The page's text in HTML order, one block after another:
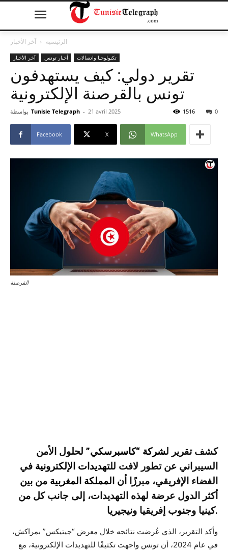
الرئيسية آخر الأخبار
آخر الأخبار أخبار تونس تكنولوجيا واتصالات
تقرير دولي: كيف يستهدفون
تونس بالقرصنة الإلكترونية
بواسطة Tunisie Telegraph - 21 avril 2025 0
1516
Facebook X WhatsApp
القرصنة
كشف تقرير لشركة “كاسبرسكي” لحلول الأمن
السيبراني عن تطور لافت للتهديدات الإلكترونية في
الفضاء الإفريقي، مبرزًا أن المملكة المغربية من بين
أكثر الدول عرضة لهذه التهديدات، إلى جانب كل من
كينيا وجنوب إفريقيا ونيجيريا.
وأكد التقرير، الذي عُرضت نتائجه خلال معرض “جيتيكس” بمراكش،
في عام 2024، أن تونس واجهت تكثيفًا للتهديدات الإلكترونية، مع